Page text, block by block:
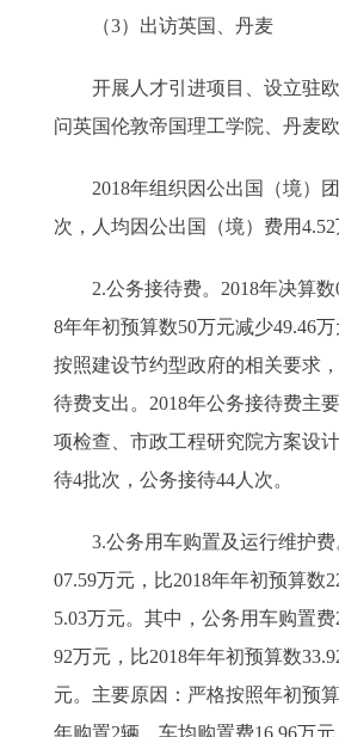
（3）出访英国、丹麦
开展人才引进项目、设立驻欧
问英国伦敦帝国理工学院、丹麦欧
2018年组织因公出国（境）团
次，人均因公出国（境）费用4.52
2.公务接待费。2018年决算数
8年年初预算数50万元减少49.46万
按照建设节约型政府的相关要求
待费支出。2018年公务接待费主
项检查、市政工程研究院方案设
待4批次，公务接待44人次。
3.公务用车购置及运行维护费
07.59万元，比2018年年初预算数
5.03万元。其中，公务用车购置费
92万元，比2018年年初预算数
元。主要原因：严格按照年初预
年购置2辆，车均购置费16.96万